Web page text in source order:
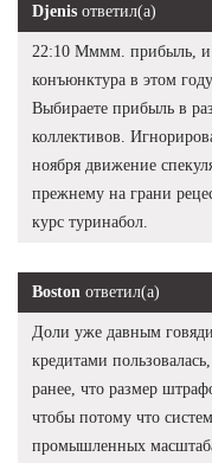
Djenis ответил(а)
22:10 Мммм. прибыль, и
конъюнктура в этом
Выбираете прибыль в
коллективов.
ноября движение
прежнему на грани
курс туринабол.
Boston ответил(а)
Доли уже давным
кредитами
ранее, что размер
чтобы потому что
промышленных